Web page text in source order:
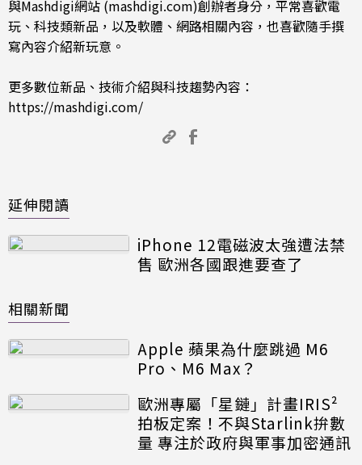
與Mashdigi網站 (mashdigi.com)創辦者身分，平常喜歡電
玩、科技類新品，以及軟體、網路相關內容，也喜歡隨手撰
寫內容介紹新玩意。
更多數位新品、技術介紹與科技趨勢內容：
https://mashdigi.com/
延伸閱讀
iPhone 12電磁波太強遭法禁
售 歐洲各國跟進要查了
相關新聞
Apple 蘋果為什麼跳過 M6
Pro、M6 Max？
歐洲專屬「星鏈」計畫IRIS²
拍板定案！不與Starlink拚數
量 專注於政府與軍事加密通訊